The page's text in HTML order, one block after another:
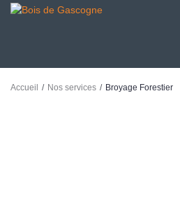
Accueil / Nos services / Broyage Forestier